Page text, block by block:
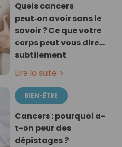
Quels cancers
peut‑on avoir sans le
savoir ? Ce que votre
corps peut vous dire…
subtilement
Lire la suite
BIEN-ÊTRE
Cancers : pourquoi a-
t-on peur des
dépistages ?